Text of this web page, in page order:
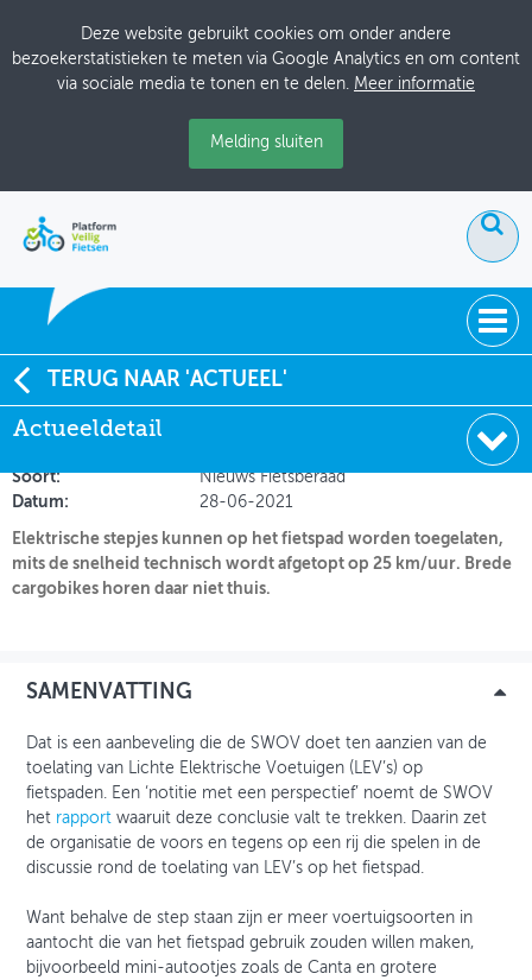
Deze website gebruikt cookies om onder andere
bezoekerstatistieken te meten via Google Analytics en om content
via sociale media te tonen en te delen. Meer informatie
Melding sluiten
ACTUEEL
DOSSIERS
BIJEENKOMSTEN
ONTWERPERSCAFÉ
INLOGGEN
TERUG NAAR 'ACTUEEL'
Actueeldetail
SWOV: elektrische step kan op het fietspad, de brede
Soort:
Nieuws Fietsberaad
Datum:
28-06-2021
Elektrische stepjes kunnen op het fietspad worden toegelaten,
mits de snelheid technisch wordt afgetopt op 25 km/uur. Brede
cargobikes horen daar niet thuis.
SAMENVATTING
Dat is een aanbeveling die de SWOV doet ten aanzien van de
toelating van Lichte Elektrische Voetuigen (LEV’s) op
fietspaden. Een ‘notitie met een perspectief’ noemt de SWOV
het rapport waaruit deze conclusie valt te trekken. Daarin zet
de organisatie de voors en tegens op een rij die spelen in de
discussie rond de toelating van LEV’s op het fietspad.
Want behalve de step staan zijn er meer voertuigsoorten in
aantocht die van het fietspad gebruik zouden willen maken,
bijvoorbeeld mini-autootjes zoals de Canta en grotere